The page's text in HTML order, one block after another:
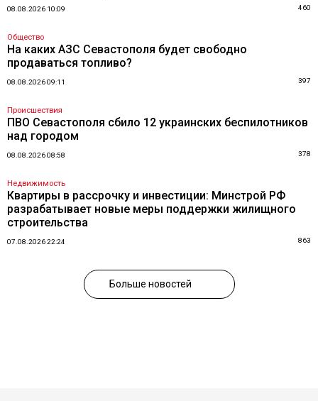
08.08.2026 10:09 460
Общество
На каких АЗС Севастополя будет свободно
продаваться топливо?
08.08.2026 09:11 397
Происшествия
ПВО Севастополя сбило 12 украинских беспилотников
над городом
08.08.2026 08:58 378
Недвижимость
Квартиры в рассрочку и инвестиции: Минстрой РФ
разрабатывает новые меры поддержки жилищного
строительства
07.08.2026 22:24 863
Больше новостей